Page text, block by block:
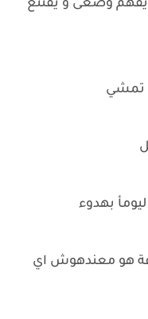
يفهم وضعى و يقتنع
تمشي
بهدوء
هو معندهوش اي